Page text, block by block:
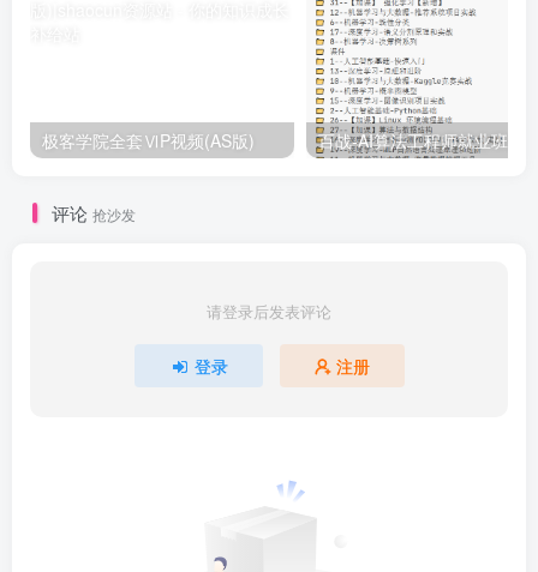
极客学院全套ⅥP视频(AS版)
评论 抢沙发
请登录后发表评论
登录 注册